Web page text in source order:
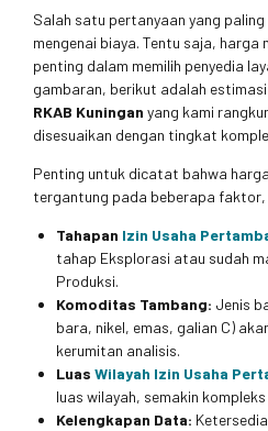
Salah satu pertanyaan yang paling
mengenai biaya. Tentu saja, harga
penting dalam memilih penyedia
gambaran, berikut adalah
RKAB Kuningan yang kami
disesuaikan dengan tingkat
Penting untuk dicatat bahwa
tergantung pada beberapa
Tahapan Izin Usaha
tahap Eksplorasi atau sudah
Produksi.
Komoditas Tambang: Jenis
bara, nikel, emas, galian C)
kerumitan analisis.
Luas Wilayah Izin Usaha
luas wilayah, semakin
Kelengkapan Data: